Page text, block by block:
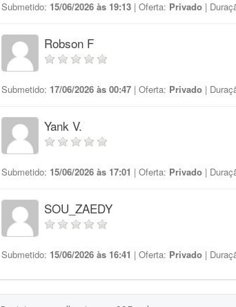
Submetido: 15/06/2026 às 19:13 | Oferta: Privado |
Robson F
Submetido: 17/06/2026 às 00:47 | Oferta: Privado |
Yank V.
Submetido: 15/06/2026 às 17:01 | Oferta: Privado |
SOU_ZAEDY
Submetido: 15/06/2026 às 16:41 | Oferta: Privado |